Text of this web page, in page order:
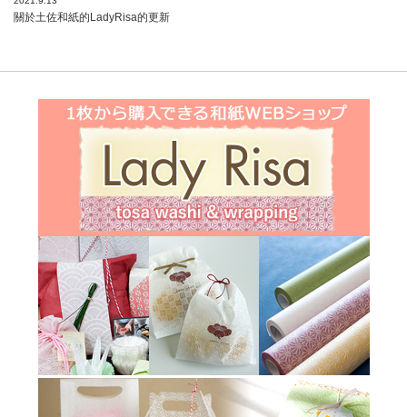
關於土佐和紙的LadyRisa的更新